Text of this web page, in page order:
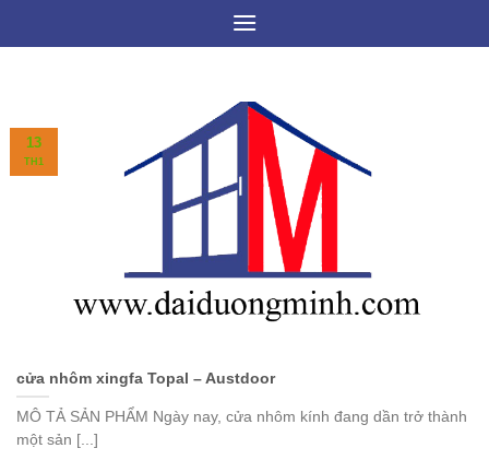
cửa nhôm xingfa Topal – Austdoor
MÔ TẢ SẢN PHẨM Ngày nay, cửa nhôm kính đang dần trở thành
một sản [...]
13
TH1